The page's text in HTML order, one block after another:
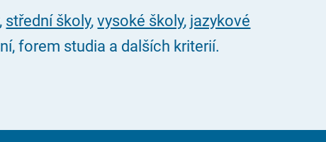
, střední školy,vysoké školy, jazykové
forem studia a dalších kriterií.